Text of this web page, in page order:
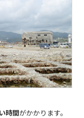
時間がかかります。